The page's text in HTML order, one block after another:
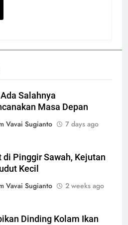
Salahnya
Masa Depan
Vavai Sugianto
7 days ago
di Pinggir Sawah, Kejutan
Kecil
Vavai Sugianto
2 weeks ago
Dinding Kolam Ikan